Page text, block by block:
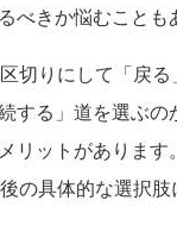
べきか悩むことも
切りにして「戻る
する」道を選ぶの
リットがあります
の具体的な選択肢